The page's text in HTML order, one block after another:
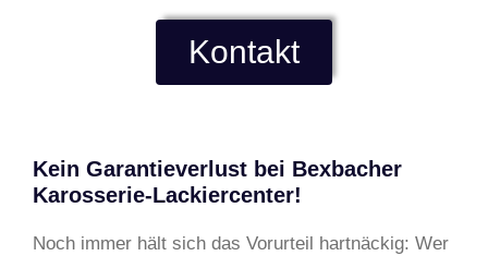
Kontakt
Kein Garantieverlust bei Bexbacher
Karosserie-Lackiercenter!
Noch immer hält sich das Vorurteil hartnäckig: Wer